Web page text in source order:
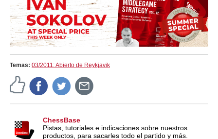
Temas: 03/2011: Abierto de Reykjavik
ChessBase
Pistas, tutoriales e indicaciones sobre nuestros
productos, para sacarles todo el partido y más.